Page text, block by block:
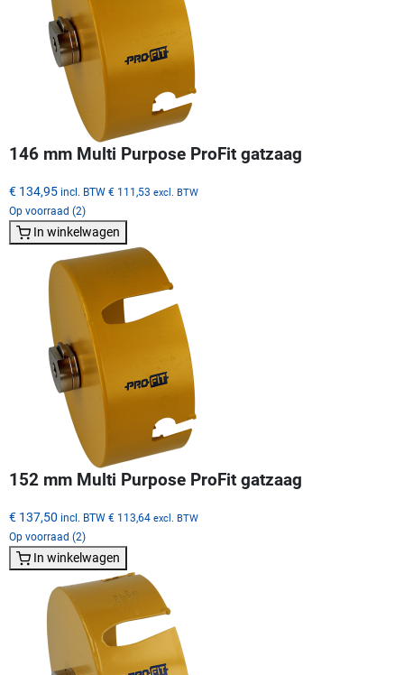
146 mm Multi Purpose ProFit gatzaag
€ 134,95 incl. BTW € 111,53 excl. BTW
Op voorraad (2)
In winkelwagen
152 mm Multi Purpose ProFit gatzaag
€ 137,50 incl. BTW € 113,64 excl. BTW
Op voorraad (2)
In winkelwagen